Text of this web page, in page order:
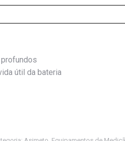
útil da bateria